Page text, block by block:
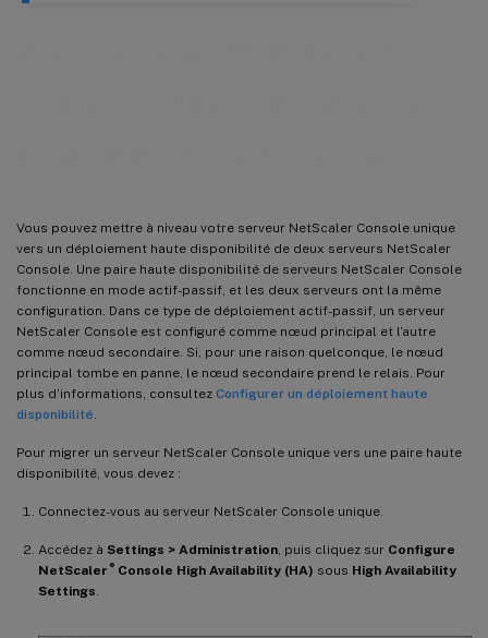
Vous pouvez mettre à niveau votre serveur NetScaler Console unique
vers un déploiement haute disponibilité de deux serveurs NetScaler
Console. Une paire haute disponibilité de serveurs NetScaler Console
fonctionne en mode actif-passif, et les deux serveurs ont la même
configuration. Dans ce type de déploiement actif-passif, un serveur
NetScaler Console est configuré comme nœud principal et l’autre
comme nœud secondaire. Si, pour une raison quelconque, le nœud
principal tombe en panne, le nœud secondaire prend le relais. Pour
plus d’informations, consultez Configurer un déploiement haute
disponibilité
Pour migrer un serveur NetScaler Console unique vers une paire haute
disponibilité, vous devez :
Connectez-vous au serveur NetScaler Console unique.
Accédez à Settings > Administration , puis cliquez sur Configure
NetScaler ®Console High Availability (HA) sous High Availability
Settings